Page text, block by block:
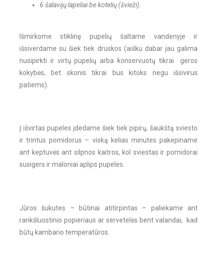
6 šalavijų lapeliai be kotelių (švieži).
Išmirkome stiklinę pupelių šaltame vandenyje ir
išsiverdame su šiek tiek druskos (aišku dabar jau galima
nusipirkti ir virtų pupelių arba konservuotų tikrai geros
kokybės, bet skonis tikrai bus kitoks negu išsivirus
patiems).
Į išvirtas pupeles įdedame šiek tiek pipirų, šaukštą sviesto
ir trintus pomidorus – viską kelias minutes pakepiname
ant keptuvės ant silpnos kaitros, kol sviestas ir pomidorai
susigers ir maloniai aplips pupeles.
Jūros šukutes – būtinai atitirpintas – paliekame ant
rankšluostinio popieriaus ar servetelės bent valandai, kad
būtų kambario temperatūros.